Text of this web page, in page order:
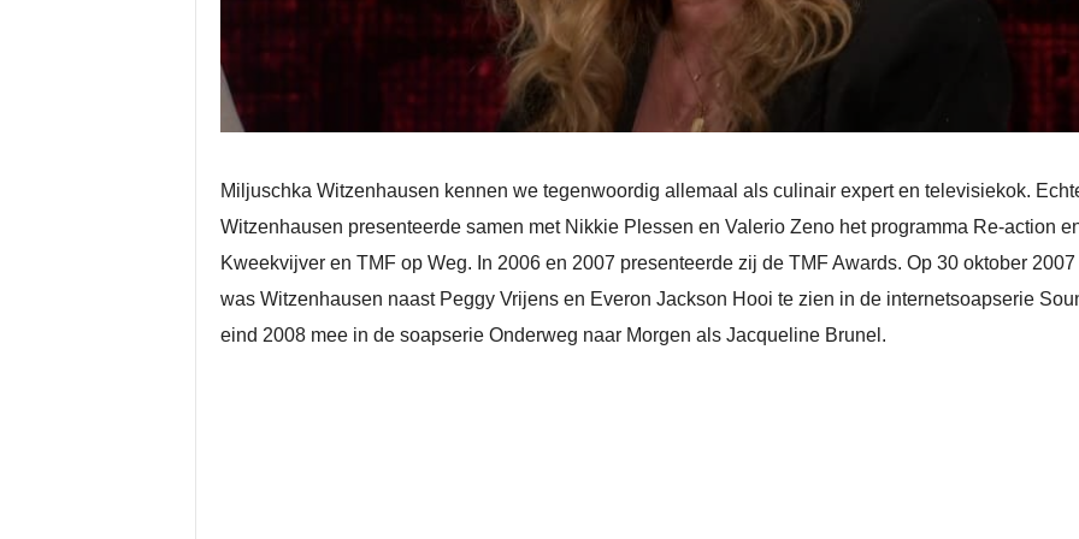
Miljuschka Witzenhausen kennen we tegenwoordig allemaal als culinair expert en televisiekok.
Witzenhausen presenteerde samen met Nikkie Plessen en Valerio Zeno het programma Re-action
Kweekvijver en TMF op Weg. In 2006 en 2007 presenteerde zij de TMF Awards. Op 30 oktober
was Witzenhausen naast Peggy Vrijens en Everon Jackson Hooi te zien in de internetsoapserie
eind 2008 mee in de soapserie Onderweg naar Morgen als Jacqueline Brunel.